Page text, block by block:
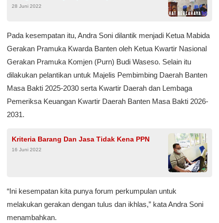
Terhadap Pandangan Umum Fraksi Fraksi
28 Juni 2022
Pada kesempatan itu, Andra Soni dilantik menjadi Ketua Mabida
Gerakan Pramuka Kwarda Banten oleh Ketua Kwartir Nasional
Gerakan Pramuka Komjen (Purn) Budi Waseso. Selain itu
dilakukan pelantikan untuk Majelis Pembimbing Daerah Banten
Masa Bakti 2025-2030 serta Kwartir Daerah dan Lembaga
Pemeriksa Keuangan Kwartir Daerah Banten Masa Bakti 2026-
2031.
Kriteria Barang Dan Jasa Tidak Kena PPN
16 Juni 2022
“Ini kesempatan kita punya forum perkumpulan untuk
melakukan gerakan dengan tulus dan ikhlas,” kata Andra Soni
menambahkan.